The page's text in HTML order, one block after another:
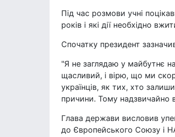
Під час розмови учні
років і які дії необхідно
Спочатку президент
"Я не заглядаю у майбутнє
щасливий, і вірю, що ми
українців, як тих, хто
причини. Тому надзвичайно
Глава держави висловив
до Європейського Союзу і